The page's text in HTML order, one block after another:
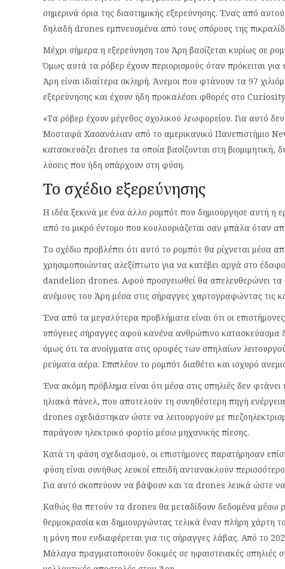
σημερινά όρια της διαστημικής εξερεύνησης. Ένας από
δηλαδή drones εμπνευσμένα από τους σπόρους της
Μέχρι σήμερα η εξερεύνηση του Άρη βασίζεται κυρίως σε
Όμως αυτά τα ρόβερ έχουν περιορισμούς όταν πρόκειται
Άρη είναι ιδιαίτερα σκληρή. Άνεμοι που φτάνουν τα 97
εξερεύνησης και έχουν ήδη προκαλέσει φθορές στο
«Τα ρόβερ έχουν μέγεθος σχολικού λεωφορείου. Για αυτό
Μοσταφά Χασανάλιαν από το αμερικανικό Πανεπιστήμιο
κατασκευάζει drones τα οποία βασίζονται στη βιομιμητική,
λύσεις που ήδη υπάρχουν στη φύση.
To σχέδιο εξερεύνησης
Η ιδέα ξεκινά με ένα άλλο ρομπότ που δημιούργησε αυτή
από το μικρό έντομο που κουλουριάζεται σαν μπάλα όταν
Το σχέδιο προβλέπει ότι αυτό το ρομπότ θα ρίχνεται μέσα
χρησιμοποιώντας αλεξίπτωτο για να κατέβει αργά στο
dandelion drones. Αφού προσγειωθεί θα απελευθερώνει τα
ανέμους του Άρη μέσα στις σήραγγες χαρτογραφώντας τις
Ένα από τα μεγαλύτερα προβλήματα είναι ότι οι
υπόγειες σήραγγες αφού κανένα ανθρώπινο κατασκεύασμα
όμως ότι τα ανοίγματα στις οροφές των σπηλαίων
ρεύματα αέρα. Επιπλέον το ρομπότ διαθέτει και ισχυρό
Ένα ακόμη πρόβλημα είναι ότι μέσα στις σπηλιές δεν
ηλιακά πάνελ, που αποτελούν τη συνηθέστερη πηγή
drones σχεδιάστηκαν ώστε να λειτουργούν με
παράγουν ηλεκτρικό φορτίο μέσω μηχανικής πίεσης.
Κατά τη φάση σχεδιασμού, οι επιστήμονες παρατήρησαν
φύση είναι συνήθως λευκοί επειδή αντανακλούν
Για αυτό σκοπεύουν να βάψουν και τα drones λευκά ώστε να
Καθώς θα πετούν τα drones θα μεταδίδουν δεδομένα μέσω
θερμοκρασία και δημιουργώντας τελικά έναν πλήρη χάρτη
η μόνη που ενδιαφέρεται για τις σήραγγες λάβας. Από το
Μάλαγα πραγματοποιούν δοκιμές σε ηφαιστειακές σπηλιές